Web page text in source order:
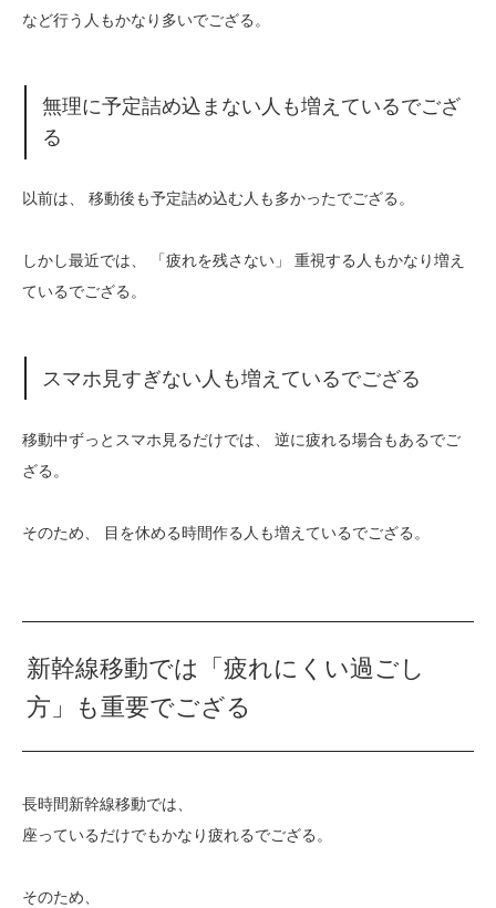
など行う人もかなり多いでござる。
無理に予定詰め込まない人も増えているでござ
る
以前は、 移動後も予定詰め込む人も多かったでござる。
しかし最近では、 「疲れを残さない」 重視する人もかなり増え
ているでござる。
スマホ見すぎない人も増えているでござる
移動中ずっとスマホ見るだけでは、 逆に疲れる場合もあるでご
ざる。
そのため、 目を休める時間作る人も増えているでござる。
新幹線移動では「疲れにくい過ごし
方」も重要でござる
長時間新幹線移動では、
座っているだけでもかなり疲れるでござる。
そのため、